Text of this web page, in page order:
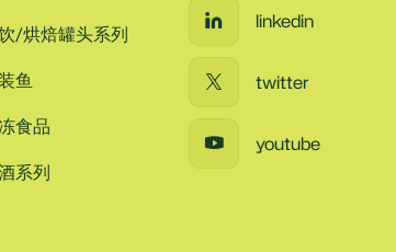
/烘焙罐头系列
鱼
食品
系列
linkedin
twitter
youtube